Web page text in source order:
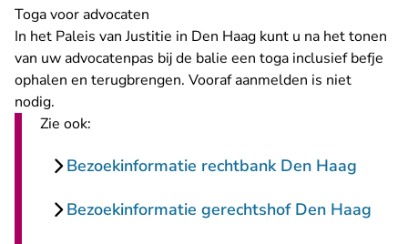
Toga voor advocaten
In het Paleis van Justitie in Den Haag kunt u na het tonen
van uw advocatenpas bij de balie een toga inclusief befje
ophalen en terugbrengen. Vooraf aanmelden is niet
nodig.
Zie ook:
Bezoekinformatie rechtbank Den Haag
Bezoekinformatie gerechtshof Den Haag